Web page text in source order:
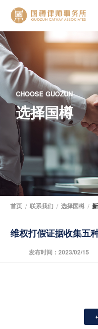
CHOOSE GUOZUN
选择国樽
首页 / 联系我们 / 选择国樽 /
维权打假证据收集五
发布时间：2023/02/15